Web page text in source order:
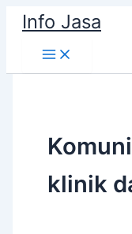
Skip
content
Info Jasa
klinik